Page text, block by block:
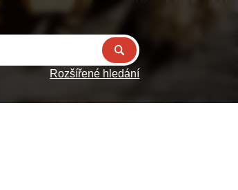
Rozšířené hledání